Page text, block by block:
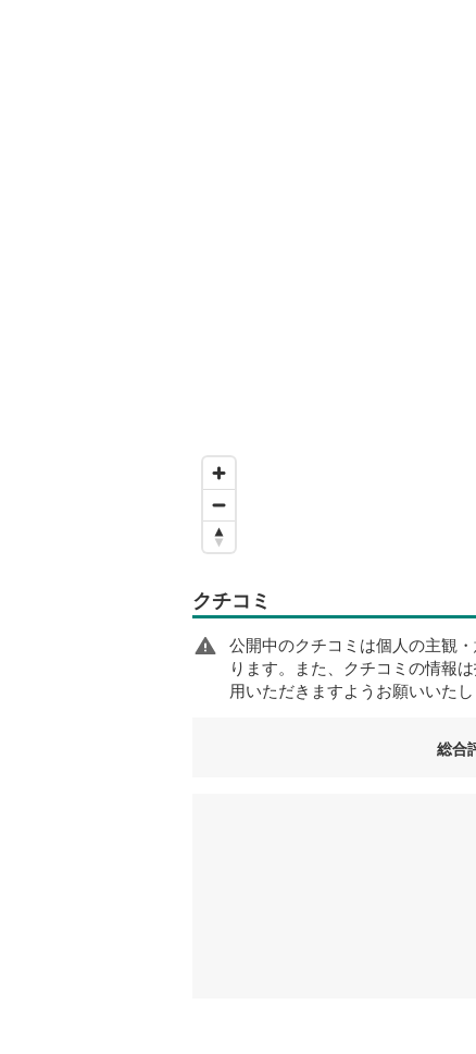
クチコミ
公開中のクチコミは個人の主観
ります。また、クチコミの情報
用いただきますようお願いいたし
総合